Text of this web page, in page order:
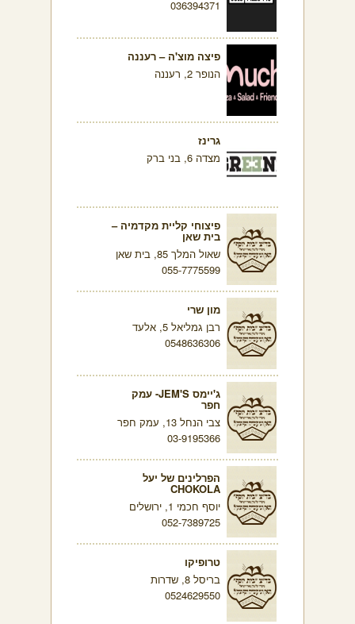
036394371
פיצה מוצ'ה – רעננה
הנופר 2, רעננה
גרינז
מצדה 6, בני ברק
פיצוחי קליית מקדמיה –
בית שאן
שאול המלך 85, בית שאן
055-7775599
מון שרי
רבן גמליאל 5, אלעד
0548636306
ג'יימס JEM'S- עמק
חפר
צבי הנחל 13, עמק חפר
03-9195366
הפרלינים של יעל
CHOKOLA
יוסף חכמי 1, ירושלים
052-7389725
טרופיקו
בריסל 8, שדרות
0524629550